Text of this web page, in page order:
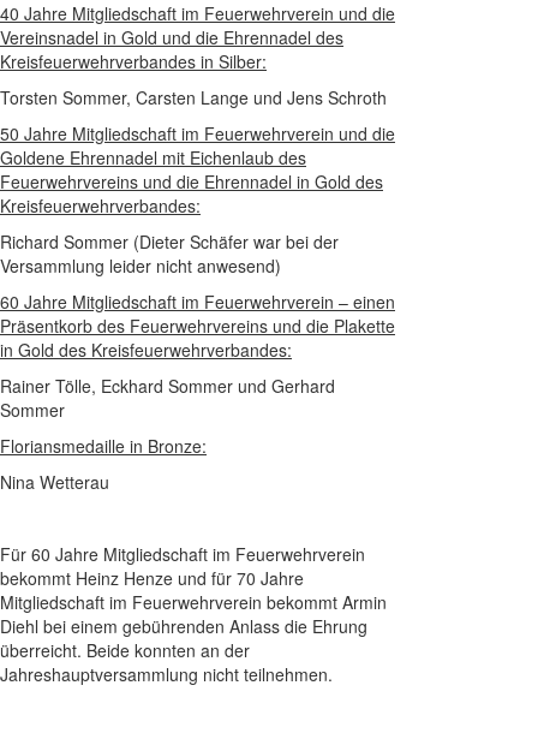
40 Jahre Mitgliedschaft im Feuerwehrverein und die
Vereinsnadel in Gold und die Ehrennadel des
Kreisfeuerwehrverbandes in Silber:
Torsten Sommer, Carsten Lange und Jens Schroth
50 Jahre Mitgliedschaft im Feuerwehrverein und die
Goldene Ehrennadel mit Eichenlaub des
Feuerwehrvereins und die Ehrennadel in Gold des
Kreisfeuerwehrverbandes:
Richard Sommer (Dieter Schäfer war bei der
Versammlung leider nicht anwesend)
60 Jahre Mitgliedschaft im Feuerwehrverein – einen
Präsentkorb des Feuerwehrvereins und die Plakette
in Gold des Kreisfeuerwehrverbandes:
Rainer Tölle, Eckhard Sommer und Gerhard
Sommer
Floriansmedaille in Bronze:
Nina Wetterau
Für 60 Jahre Mitgliedschaft im Feuerwehrverein
bekommt Heinz Henze und für 70 Jahre
Mitgliedschaft im Feuerwehrverein bekommt Armin
Diehl bei einem gebührenden Anlass die Ehrung
überreicht. Beide konnten an der
Jahreshauptversammlung nicht teilnehmen.